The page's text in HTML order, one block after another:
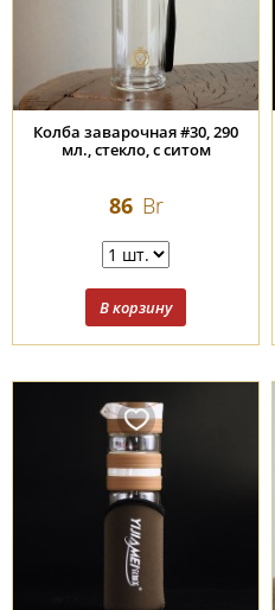
Колба заварочная #30, 290
мл., стекло, с ситом
86 Br